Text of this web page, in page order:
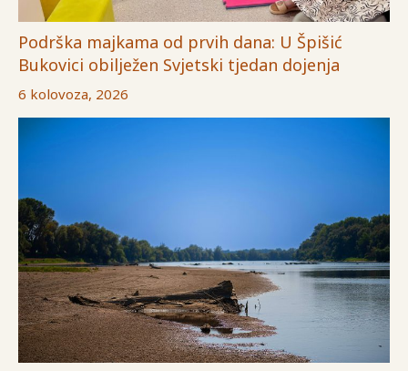
Podrška majkama od prvih dana: U Špišić
Bukovici obilježen Svjetski tjedan dojenja
6 kolovoza, 2026